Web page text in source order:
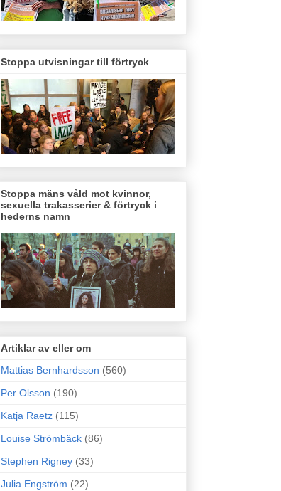
Stoppa utvisningar till förtryck
Stoppa mäns våld mot kvinnor,
sexuella trakasserier & förtryck i
hederns namn
Artiklar av eller om
Mattias Bernhardsson (560)
Per Olsson (190)
Katja Raetz (115)
Louise Strömbäck (86)
Stephen Rigney (33)
Julia Engström (22)